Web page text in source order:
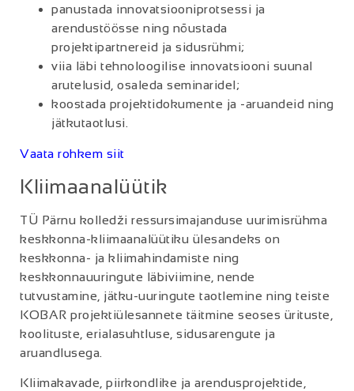
panustada innovatsiooniprotsessi ja
arendustöösse ning nõustada
projektipartnereid ja sidusrühmi;
viia läbi tehnoloogilise innovatsiooni suunal
arutelusid, osaleda seminaridel;
koostada projektidokumente ja -aruandeid ning
jätkutaotlusi.
Vaata rohkem siit
Kliimaanalüütik
TÜ Pärnu kolledži ressursimajanduse uurimisrühma
keskkonna-kliimaanalüütiku ülesandeks on
keskkonna- ja kliimahindamiste ning
keskkonnauuringute läbiviimine, nende
tutvustamine, jätku-uuringute taotlemine ning teiste
KOBAR projektiülesannete täitmine seoses ürituste,
koolituste, erialasuhtluse, sidusarengute ja
aruandlusega.
Kliimakavade, piirkondlike ja arendusprojektide,